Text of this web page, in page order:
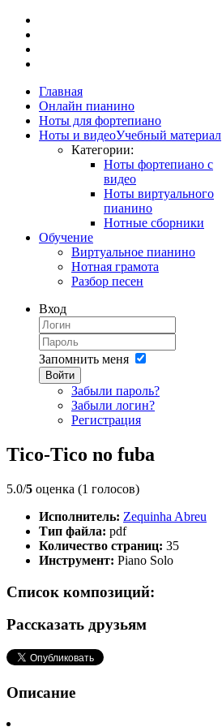
Главная
Онлайн пианино
Ноты для фортепиано
Ноты и видеоУчебный материал
Категории:
Ноты фортепиано с
видео
Ноты виртуального
пианино
Нотные сборники
Обучение
Виртуальное пианино
Нотная грамота
Разбор песен
Вход
Запомнить меня
Войти
Забыли пароль?
Забыли логин?
Регистрация
Tico-Tico no fuba
5.0/5 оценка (1 голосов)
Исполнитель: Zequinha Abreu
Тип файла: pdf
Количество страниц: 35
Инструмент: Piano Solo
Список композиций:
Рассказать друзьям
Описание